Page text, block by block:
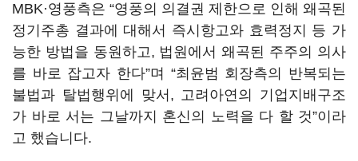
MBK·영풍측은 “영풍의 의결권 제한으로 인해 왜곡된
정기주총 결과에 대해서 즉시항고와 효력정지 등 가
능한 방법을 동원하고, 법원에서 왜곡된 주주의 의사
를 바로 잡고자 한다”며 “최윤범 회장측의 반복되는
불법과 탈법행위에 맞서, 고려아연의 기업지배구조
가 바로 서는 그날까지 혼신의 노력을 다 할 것”이라
고 했습니다.